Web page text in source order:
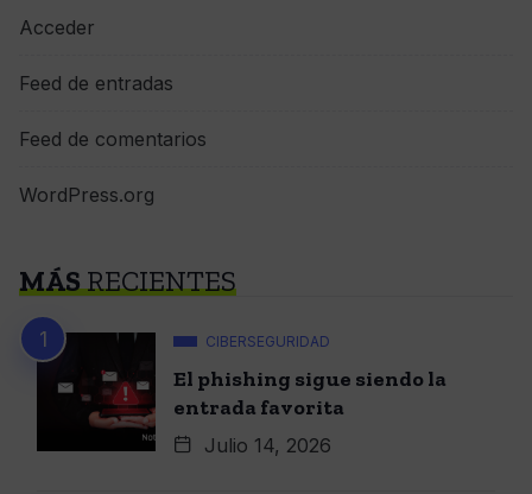
Acceder
Feed de entradas
Feed de comentarios
WordPress.org
MÁSRECIENTES
CIBERSEGURIDAD
El phishing sigue siendo la
entrada favorita
Julio 14, 2026